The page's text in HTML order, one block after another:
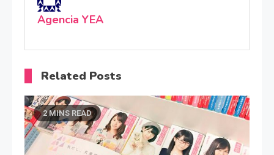
Agencia YEA
Related Posts
2 MINS READ